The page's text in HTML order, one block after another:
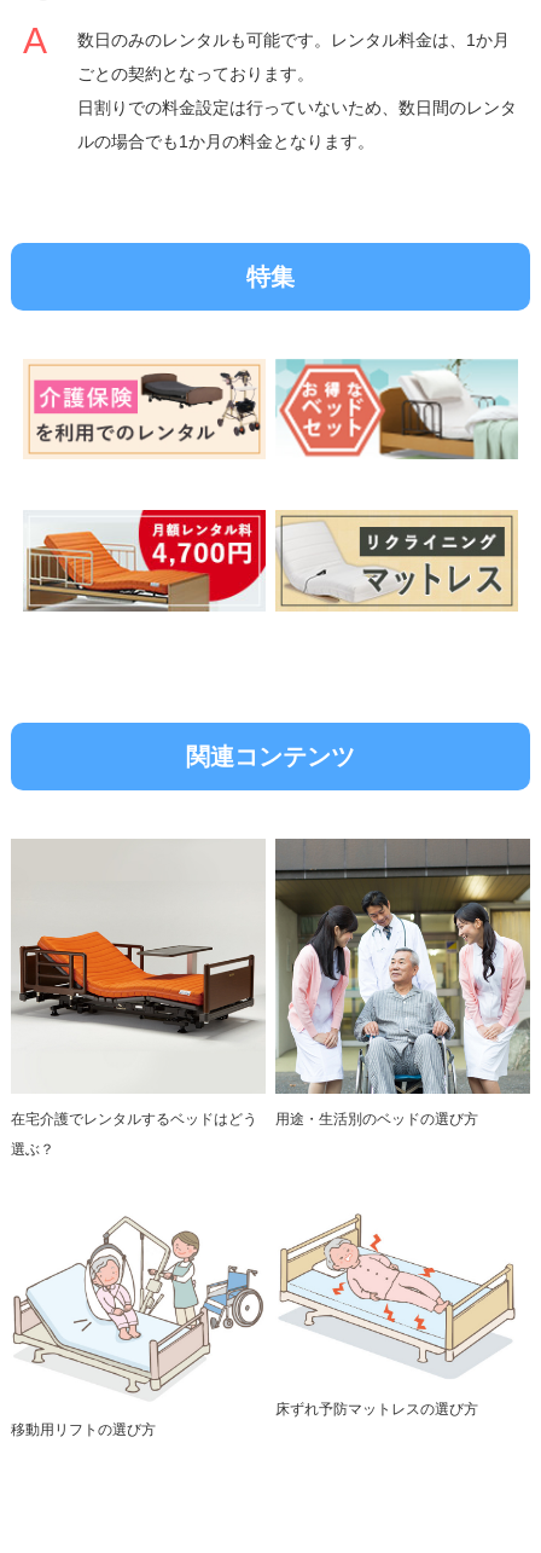
数日のみのレンタルも可能です。レンタル料金は、1か月
ごとの契約となっております。
日割りでの料金設定は行っていないため、数日間のレンタ
ルの場合でも1か月の料金となります。
特集
関連コンテンツ
在宅介護でレンタルするベッドはどう
選ぶ？
用途・生活別のベッドの選び方
移動用リフトの選び方
床ずれ予防マットレスの選び方